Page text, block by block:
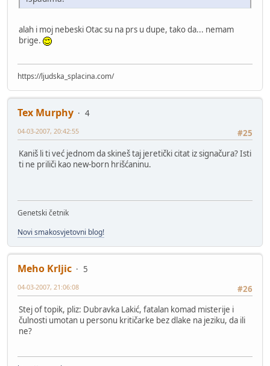
alah i moj nebeski Otac su na prs u dupe, tako da... nemam
brige.
https://ljudska_splacina.com/
Tex Murphy
4
#25
04-03-2007, 20:42:55
Kaniš li ti već jednom da skineš taj jeretički citat iz signačura? Isti
ti ne priliči kao new-born hrišćaninu.
Genetski četnik
Novi smakosvjetovni blog!
Meho Krljic
5
#26
04-03-2007, 21:06:08
Stej of topik, pliz: Dubravka Lakić, fatalan komad misterije i
čulnosti umotan u personu kritičarke bez dlake na jeziku, da ili
ne?